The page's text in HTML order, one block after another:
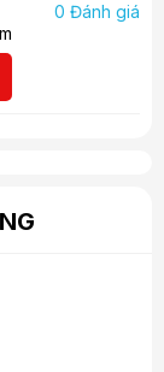
0 Đánh giá